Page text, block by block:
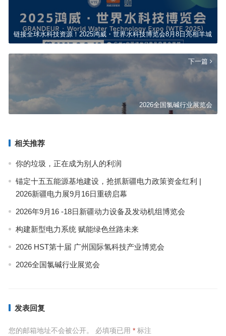
链接全球水科技资源！2025鸿威・世界水科技博览会8月8日亮相羊城
下一篇
2026全国氯碱行业展览会
相关推荐
你的垃圾，正在成为别人的利润
锚定十五五能源基地建设，抢抓新疆电力政策资金红利 |
2026新疆电力展9月16日重磅启幕
2026年9月16 -18日新疆动力设备及发动机组博览会
构建新型电力系统 赋能绿色丝路未来
2026 HST第十届 广州国际氢科技产业博览会
2026全国氯碱行业展览会
发表回复
您的邮箱地址不会被公开。 必填项已用 *标注